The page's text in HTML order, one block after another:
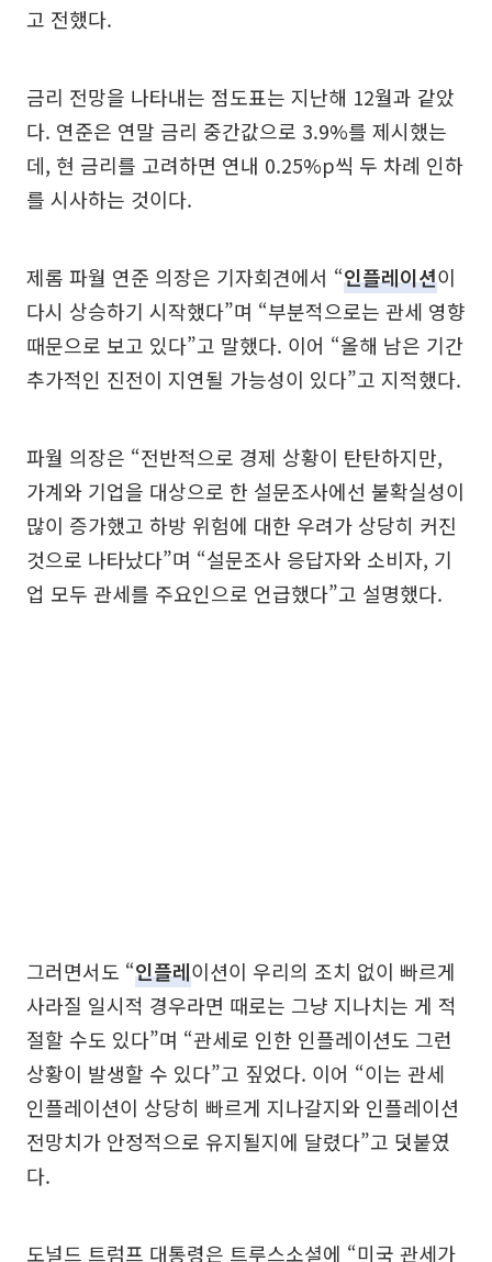
고 전했다.
금리 전망을 나타내는 점도표는 지난해 12월과 같았
다. 연준은 연말 금리 중간값으로 3.9%를 제시했는
데, 현 금리를 고려하면 연내 0.25%p씩 두 차례 인하
를 시사하는 것이다.
제롬 파월 연준 의장은 기자회견에서 “인플레이션이
다시 상승하기 시작했다”며 “부분적으로는 관세 영향
때문으로 보고 있다”고 말했다. 이어 “올해 남은 기간
추가적인 진전이 지연될 가능성이 있다”고 지적했다.
파월 의장은 “전반적으로 경제 상황이 탄탄하지만,
가계와 기업을 대상으로 한 설문조사에선 불확실성이
많이 증가했고 하방 위험에 대한 우려가 상당히 커진
것으로 나타났다”며 “설문조사 응답자와 소비자, 기
업 모두 관세를 주요인으로 언급했다”고 설명했다.
그러면서도 “인플레이션이 우리의 조치 없이 빠르게
사라질 일시적 경우라면 때로는 그냥 지나치는 게 적
절할 수도 있다”며 “관세로 인한 인플레이션도 그런
상황이 발생할 수 있다”고 짚었다. 이어 “이는 관세
인플레이션이 상당히 빠르게 지나갈지와 인플레이션
전망치가 안정적으로 유지될지에 달렸다”고 덧붙였
다.
도널드 트럼프 대통령은 트루스소셜에 “미국 관세가